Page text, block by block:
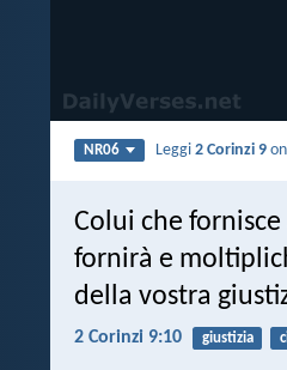
NR06 Leggi2 Corinzi 9
Colui che
fornirà e
della vostra
2 Corinzi 9:10 giustizia